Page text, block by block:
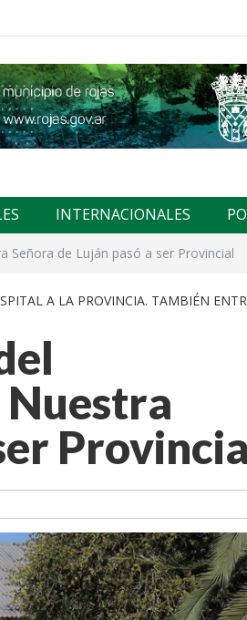
INTERNACIONALES
Señora de Luján pasó a ser Provincial
A LA PROVINCIA. TAMBIÉN